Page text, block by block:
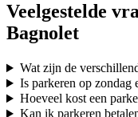
Veelgestelde
Bagnolet
Wat zijn de
Is parkeren op zondag
Hoeveel kost een
Kan ik parkeren